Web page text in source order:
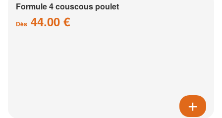
Formule 4 couscous poulet
Dès 44.00 €